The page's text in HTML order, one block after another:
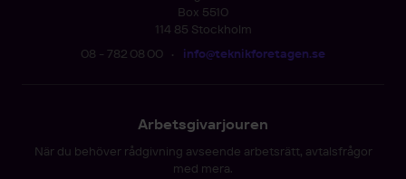
Box 5510
114 85 Stockholm
08 - 782 08 00 • info@teknikforetagen.se
Arbetsgivarjouren
När du behöver rådgivning avseende arbetsrätt, avtalsfrågor
med mera.